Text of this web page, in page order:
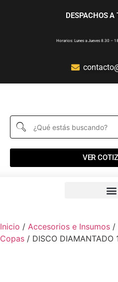
DESPACHOS A
Horarios: Lunes a Jueves 8.30 –
VER
Inicio / Accesorios e Insumos /
Copas / DISCO DIAMANTADO